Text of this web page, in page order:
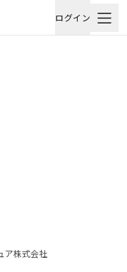
ログイン
ア株式会社